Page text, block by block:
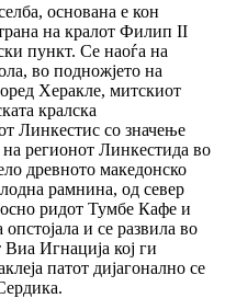
основана е кон
на кралот Филип II
пункт. Се наоѓа на
во подножјето на
Херакле, митскиот
кралска
Линкестис со значење
регионот Линкестида во
древното македонско
рамнина, од север
ридот Тумбе Кафе и
и се развила во
Виа Игнација кој ги
патот дијагонално се